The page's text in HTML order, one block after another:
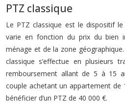
PTZ classique
Le PTZ classique est le dispositif
varie en fonction du prix du bien
ménage et de la zone
classique s’effectue en plusieurs
remboursement allant de 5 à 15
couple achetant un appartement de
bénéficier d’un PTZ de 40 000 €.